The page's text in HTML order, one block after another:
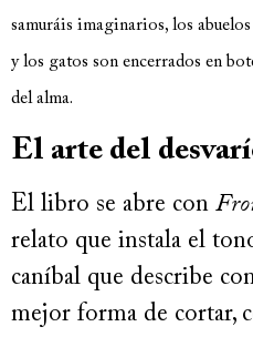
samuráis imaginarios, los
y los gatos son encerrados en
del alma.
El arte del
El libro se abre con
relato que instala el
caníbal que describe
mejor forma de cortar,